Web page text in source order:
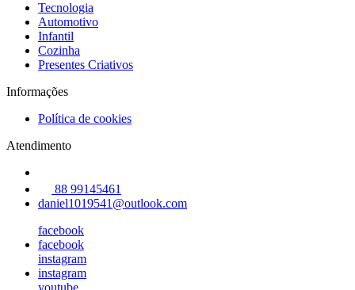
Tecnologia
Automotivo
Infantil
Cozinha
Presentes Criativos
Informações
Política de cookies
Atendimento
88 99145461
daniel1019541@outlook.com
facebook
facebook
instagram
instagram
youtube